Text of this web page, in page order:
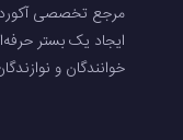
مرجع تخصصی
ایجاد یک بستر
خوانندگان و